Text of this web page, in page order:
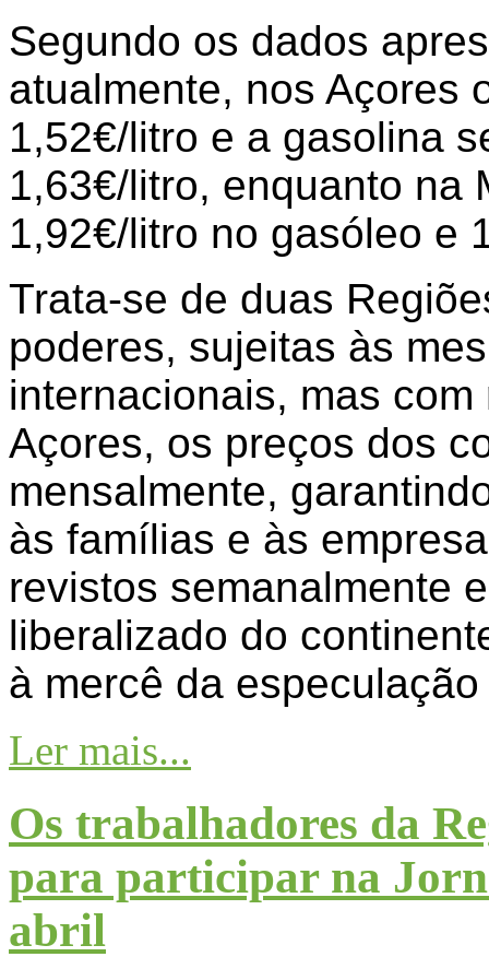
Segundo os dados
atualmente, nos Açores
1,52€/litro e a gasolina
1,63€/litro, enquanto na
1,92€/litro no gasóleo e
Trata-se de duas
poderes, sujeitas às
internacionais, mas
Açores, os preços dos
mensalmente,
às famílias e às
revistos semanalmente
liberalizado do
à mercê da
Ler mais...
Os trabalhadores da
para participar na
abril